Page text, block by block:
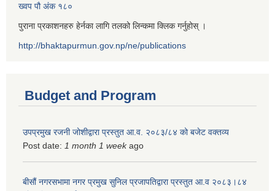
ख्वप पौ अंक १८०
पुराना प्रकाशनहरु हेर्नका लागि तलको लिन्कमा क्लिक गर्नुहोस् ।
http://bhaktapurmun.gov.np/ne/publications
Budget and Program
उपप्रमुख रजनी जोशीद्वारा प्रस्तुत आ.व. २०८३/८४ को बजेट वक्तव्य
Post date: 1 month 1 weekago
बीसौं नगरसभामा नगर प्रमुख सुनिल प्रजापतिद्वारा प्रस्तुत आ.व‍ २०८३।८४